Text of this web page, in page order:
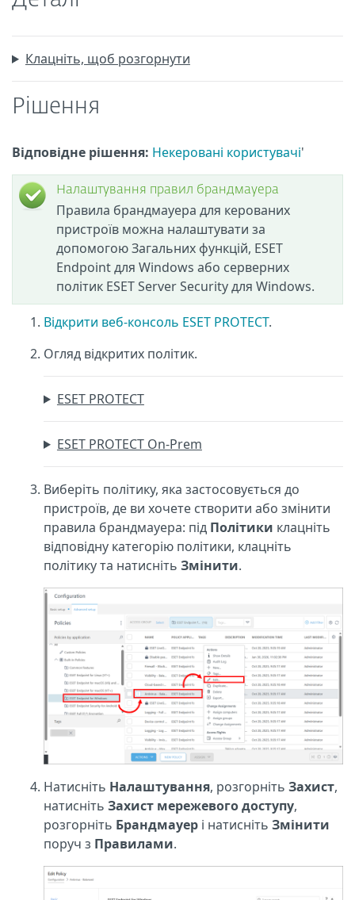
Клацніть, щоб розгорнути
Рішення
Відповідне рішення: Некеровані користувачі'
Налаштування правил брандмауера
Правила брандмауера для керованих
пристроїв можна налаштувати за
допомогою Загальних функцій, ESET
Endpoint для Windows або серверних
політик ESET Server Security для Windows.
Відкрити веб-консоль ESET PROTECT.
Огляд відкритих політик.
ESET PROTECT
ESET PROTECT On-Prem
Виберіть політику, яка застосовується до
пристроїв, де ви хочете створити або змінити
правила брандмауера: під Політики клацніть
відповідну категорію політики, клацніть
політику та натисніть Змінити.
Натисніть Налаштування, розгорніть Захист,
натисніть Захист мережевого доступу,
розгорніть Брандмауер і натисніть Змінити
поруч з Правилами.